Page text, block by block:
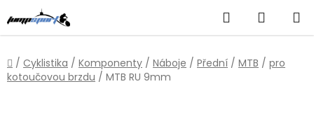
na
obsah
Hledat
KOŠÍK
Domů
/ Cyklistika / Komponenty / Náboje / Přední / MTB / pro
kotoučovou brzdu / MTB RU 9mm